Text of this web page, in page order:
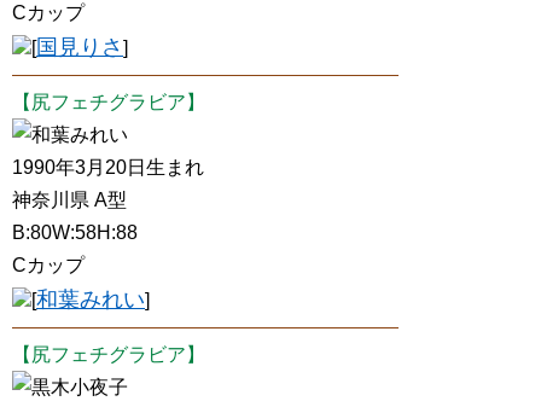
Cカップ
[国見りさ]
【尻フェチグラビア】
和葉みれい
1990年3月20日生まれ
神奈川県 A型
B:80W:58H:88
Cカップ
[和葉みれい]
【尻フェチグラビア】
黒木小夜子